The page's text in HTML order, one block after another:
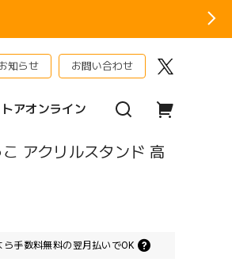
知らせ お問い合わせ
アオンライン
アクリルスタンド 高
ら手数料無料の 翌月払いでOK